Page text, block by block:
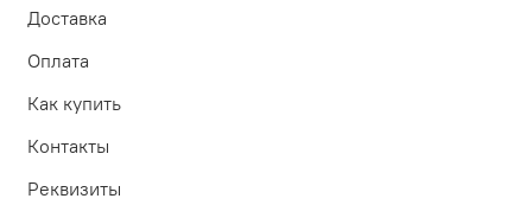
Доставка
Оплата
Как купить
Контакты
Реквизиты